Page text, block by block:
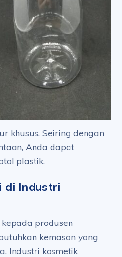
khusus. Seiring dengan
Anda dapat
plastik.
di Industri
produsen
kemasan yang
Industri kosmetik